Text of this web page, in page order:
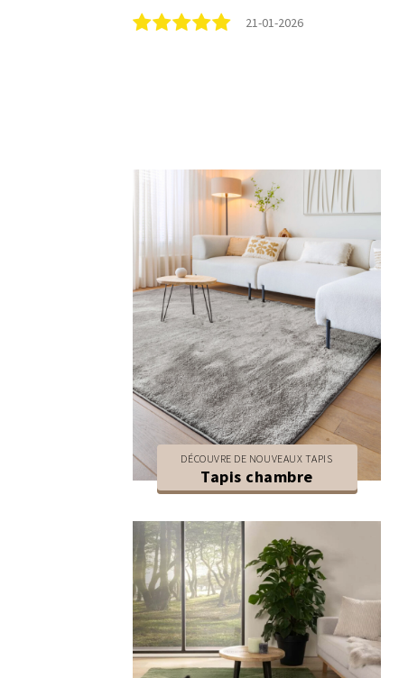
21-01-2026
DÉCOUVRE DE NOUVEAUX TAPIS
Tapis chambre